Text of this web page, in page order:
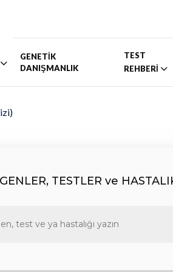
GENETİK
DANIŞMANLIK
TEST
REHBERİ
TESTLER ve